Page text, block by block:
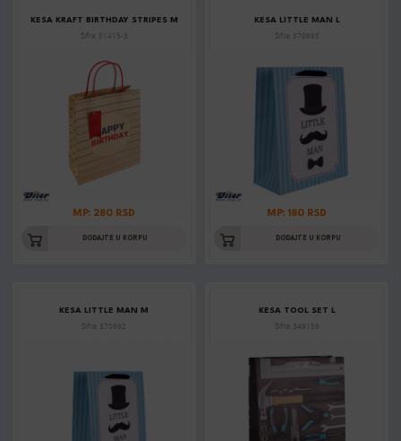
KESA KRAFT BIRTHDAY STRIPES M
Šifra: 31415-3
MP: 280 RSD
DODAJTE U KORPU
KESA LITTLE MAN L
Šifra: 370693
MP: 180 RSD
DODAJTE U KORPU
KESA LITTLE MAN M
Šifra: 370692
KESA TOOL SET L
Šifra: 349159